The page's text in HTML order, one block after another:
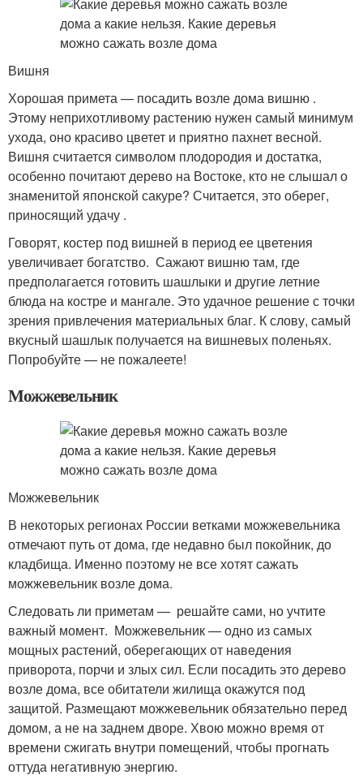
Вишня
Хорошая примета — посадить возле дома вишню .
Этому неприхотливому растению нужен самый минимум
ухода, оно красиво цветет и приятно пахнет весной.
Вишня считается символом плодородия и достатка,
особенно почитают дерево на Востоке, кто не слышал о
знаменитой японской сакуре? Считается, это оберег,
приносящий удачу .
Говорят, костер под вишней в период ее цветения
увеличивает богатство. Сажают вишню там, где
предполагается готовить шашлыки и другие летние
блюда на костре и мангале. Это удачное решение с точки
зрения привлечения материальных благ. К слову, самый
вкусный шашлык получается на вишневых поленьях.
Попробуйте — не пожалеете!
Можжевельник
Можжевельник
В некоторых регионах России ветками можжевельника
отмечают путь от дома, где недавно был покойник, до
кладбища. Именно поэтому не все хотят сажать
можжевельник возле дома.
Следовать ли приметам — решайте сами, но учтите
важный момент. Можжевельник — одно из самых
мощных растений, оберегающих от наведения
приворота, порчи и злых сил. Если посадить это дерево
возле дома, все обитатели жилища окажутся под
защитой. Размещают можжевельник обязательно перед
домом, а не на заднем дворе. Хвою можно время от
времени сжигать внутри помещений, чтобы прогнать
оттуда негативную энергию.